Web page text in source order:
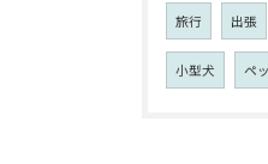
旅行 出張
小型犬 ペ